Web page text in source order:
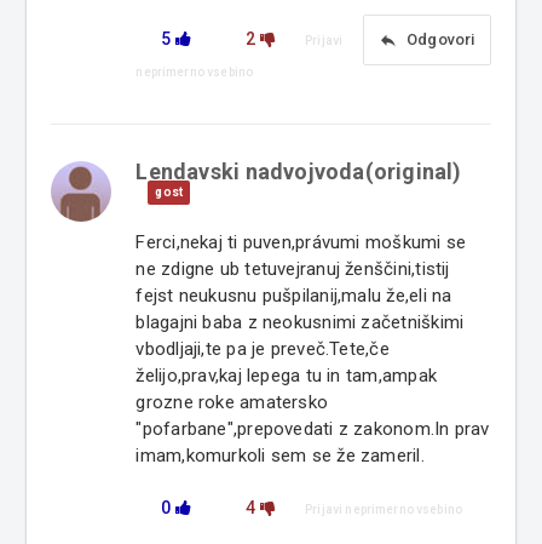
5 2 reply Odgovori
Prijavi
neprimerno vsebino
Lendavski nadvojvoda(original)
gost
Ferci,nekaj ti puven,právumi moškumi se
ne zdigne ub tetuvejranuj ženščini,tistij
fejst neukusnu pušpilanij,malu že,eli na
blagajni baba z neokusnimi začetniškimi
vbodljaji,te pa je preveč.Tete,če
želijo,prav,kaj lepega tu in tam,ampak
grozne roke amatersko
"pofarbane",prepovedati z zakonom.In prav
imam,komurkoli sem se že zameril.
0 4 Prijavi neprimerno vsebino